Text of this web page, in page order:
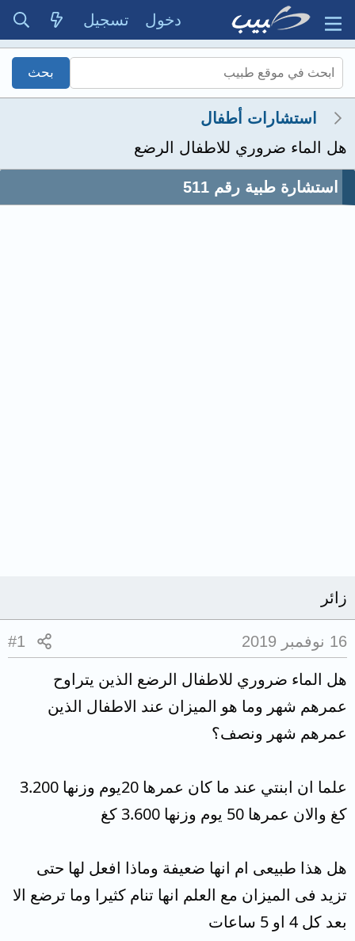
دخول تسجيل
استشارات أطفال
هل الماء ضروري للاطفال الرضع
استشارة طبية رقم 511
زائر
16 نوفمبر 2019 #1
هل الماء ضروري للاطفال الرضع الذين يتراوح
عمرهم شهر وما هو الميزان عند الاطفال الذين
عمرهم شهر ونصف؟
علما ان ابنتي عند ما كان عمرها 20يوم وزنها 3.200
كغ والان عمرها 50 يوم وزنها 3.600 كغ
هل هذا طبيعى ام انها ضعيفة وماذا افعل لها حتى
تزيد فى الميزان مع العلم انها تنام كثيرا وما ترضع الا
بعد كل 4 او 5 ساعات